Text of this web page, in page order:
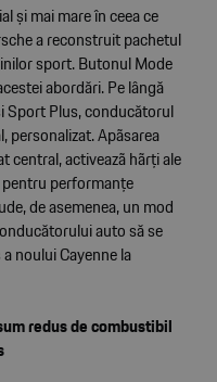
și mai mare în ceea ce
a reconstruit pachetul
sport. Butonul Mode
abordări. Pe lângă
Sport Plus, conducătorul
personalizat. Apãsarea
central, activeazã hãrți ale
performanțe
de asemenea, un mod
auto să se
noului Cayenne la
redus de combustibil